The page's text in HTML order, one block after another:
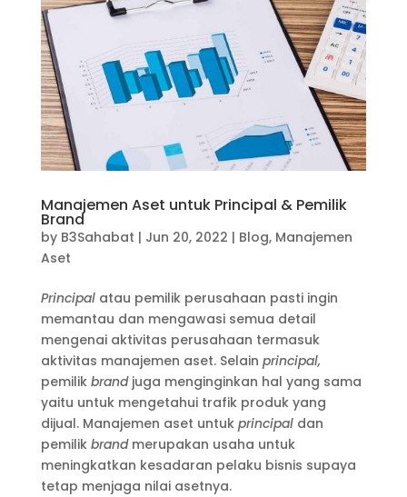
Manajemen Aset untuk Principal & Pemilik
Brand
by B3Sahabat | Jun 20, 2022 | Blog, Manajemen
Aset
Principalatau pemilik perusahaan pasti ingin
memantau dan mengawasi semua detail
mengenai aktivitas perusahaan termasuk
aktivitas manajemen aset. Selain principal,
pemilik brandjuga menginginkan hal yang sama
yaitu untuk mengetahui trafik produk yang
dijual. Manajemen aset untuk principal dan
pemilik brandmerupakan usaha untuk
meningkatkan kesadaran pelaku bisnis supaya
tetap menjaga nilai asetnya.